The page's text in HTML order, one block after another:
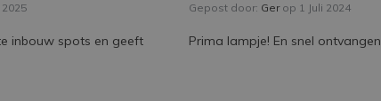
inbouw spots en geeft
Gepost door: Gerop 1 Juli 2024
Prima lampje! En snel ontvangen